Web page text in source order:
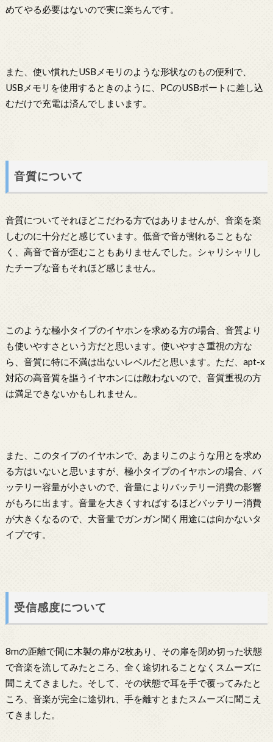
めてやる必要はないので実に楽ちんです。
また、使い慣れたUSBメモリのような形状なのもの便利で、
USBメモリを使用するときのように、PCのUSBポートに差し込
むだけで充電は済んでしまいます。
音質について
音質についてそれほどこだわる方ではありませんが、音楽を楽
しむのに十分だと感じています。低音で音が割れることもな
く、高音で音が歪むこともありませんでした。シャリシャリし
たチープな音もそれほど感じません。
このような極小タイプのイヤホンを求める方の場合、音質より
も使いやすさという方だと思います。使いやすさ重視の方な
ら、音質に特に不満は出ないレベルだと思います。ただ、apt-x
対応の高音質を謳うイヤホンには敵わないので、音質重視の方
は満足できないかもしれません。
また、このタイプのイヤホンで、あまりこのような用とを求め
る方はいないと思いますが、極小タイプのイヤホンの場合、バ
ッテリー容量が小さいので、音量によりバッテリー消費の影響
がもろに出ます。音量を大きくすればするほどバッテリー消費
が大きくなるので、大音量でガンガン聞く用途には向かないタ
イプです。
受信感度について
8mの距離で間に木製の扉が2枚あり、その扉を閉め切った状態
で音楽を流してみたところ、全く途切れることなくスムーズに
聞こえてきました。そして、その状態で耳を手で覆ってみたと
ころ、音楽が完全に途切れ、手を離すとまたスムーズに聞こえ
てきました。